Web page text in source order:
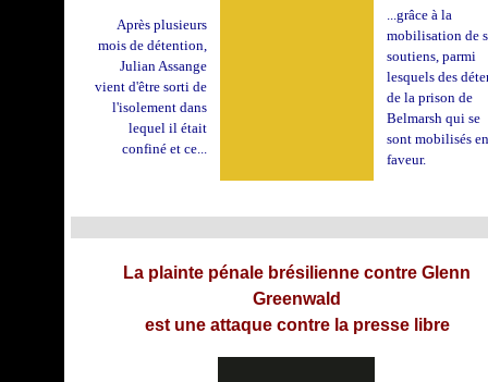
Après plusieurs
mois de détention,
Julian Assange
vient d'être sorti de
l'isolement dans
lequel il était
confiné et ce...
...grâce à la
mobilisation de
soutiens, parmi
lesquels des
de la prison de
Belmarsh qui se
sont mobilisés
faveur.
La plainte pénale brésilienne contre Glenn
Greenwald
est une attaque contre la presse libre